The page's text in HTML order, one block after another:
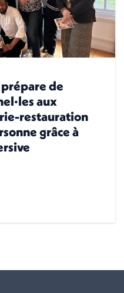
de
aux
restauration
grâce à